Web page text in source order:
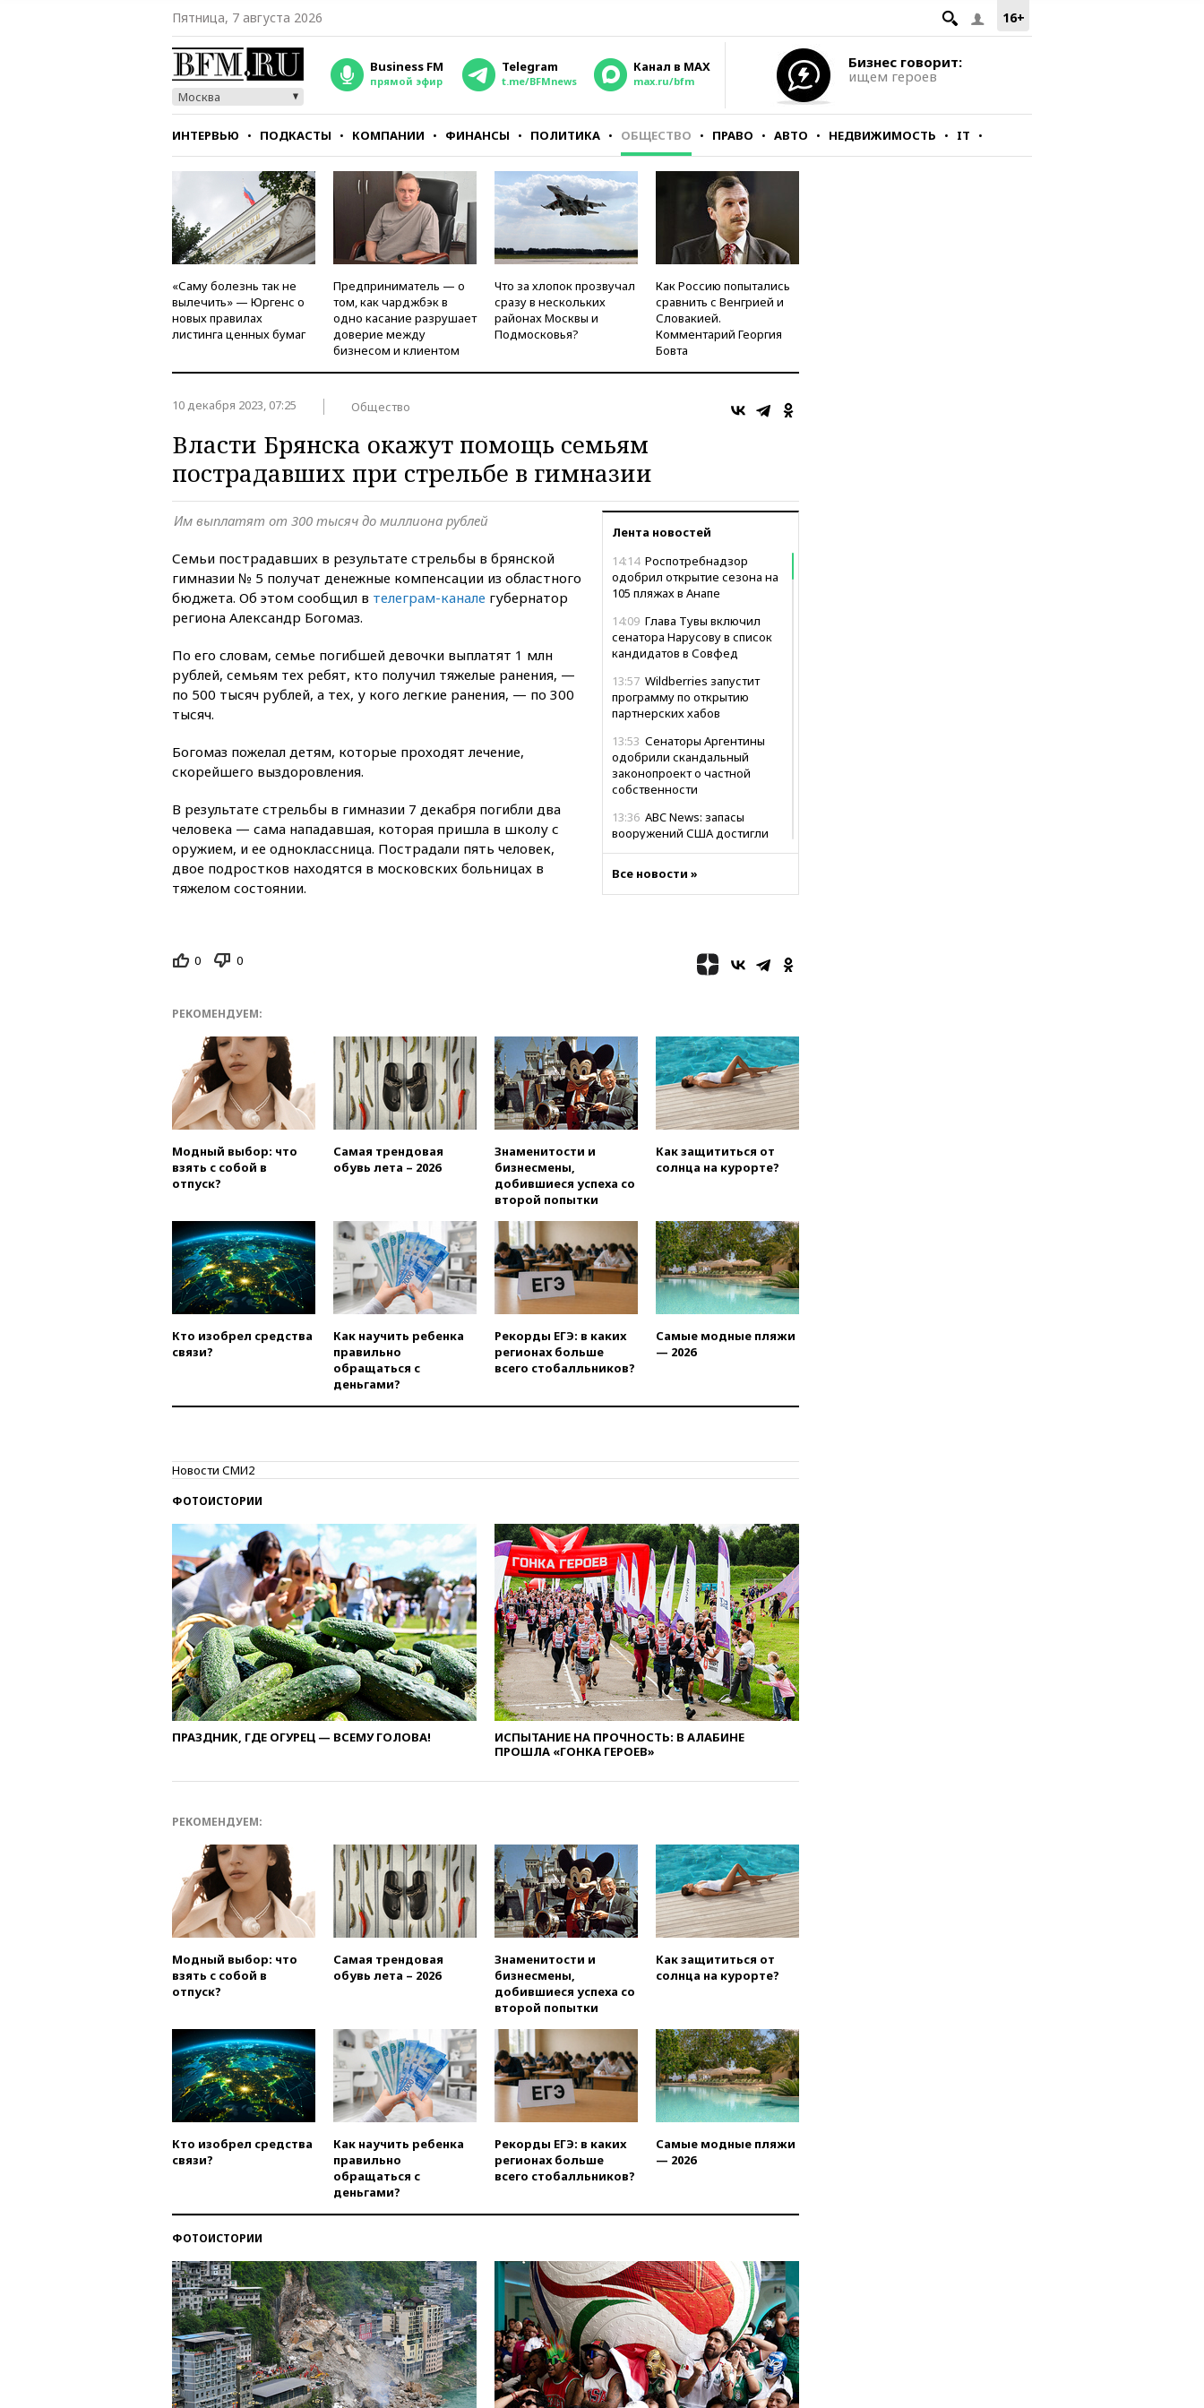
16+
Пятница, 7 августа 2026
Москва
Business FM
прямой эфир
Telegram
t.me/BFMnews
Канал в MAX
max.ru/bfm
Бизнес говорит:
ищем героев
ИНТЕРВЬЮ ПОДКАСТЫ КОМПАНИИ ФИНАНСЫ ПОЛИТИКА ОБЩЕСТВО ПРАВО АВТО НЕДВИЖИМОСТЬ IT
СТИЛЬ ТЕСТЫ
«Саму болезнь так не
вылечить» — Юргенс о
новых правилах
листинга ценных бумаг
Предприниматель — о
том, как чарджбэк в
одно касание разрушает
доверие между
бизнесом и клиентом
Что за хлопок прозвучал
сразу в нескольких
районах Москвы и
Подмосковья?
Как Россию попытались
сравнить с Венгрией и
Словакией.
Комментарий Георгия
Бовта
10 декабря 2023, 07:25 Общество
Власти Брянска окажут помощь семьям
пострадавших при стрельбе в гимназии
Лента новостей
14:14 Роспотребнадзор
одобрил открытие сезона на
105 пляжах в Анапе
14:09 Глава Тувы включил
сенатора Нарусову в список
кандидатов в Совфед
13:57 Wildberries запустит
программу по открытию
партнерских хабов
13:53 Сенаторы Аргентины
одобрили скандальный
законопроект о частной
собственности
13:36 ABC News: запасы
вооружений США достигли
13:16 «Родина» просит
Верховный суд снять «Яблоко»
президентом ОАЭ ситуацию в
Персидском заливе и на
крокодила, лису и других
животных
12:51
Россия планирует
запустить групповые
безвизовые турпоездки для
Экспорт растворимого
кофе из России достиг
12:30
Российские войска
взяли под контроль село
Анискино в Харьковской
области
Минцифры РФ не
планирует вводить
ограничения на доступ детей
в соцсети
11:58
Ормузском проливе
банкротства для
пострадавших от атак БПЛА
продавцов
11:38 Шадаев исключил
запуск мессенджера на
«Госуслугах»
11:22При стрельбе в школе в
Таиланде погибли пять
человек
11:19Россия рассчитывает
заключить безвизовые
соглашения с Индонезией и
Малайзией
11:04«Ведомости»: на партию
10:59
Торговые центры и кафе
в России могут обязать
раздавать питьевую воду
бесплатно
10:41
Бывшая глава брокера
Mind Money Юлия Хандошко
признала свою вину
Пашинян: Армения
понимает невозможность
ЕС и ЕАЭС
10:21
ФСБ задержала более
20 сотрудников пунктов
обмена криптовалюты в
«Москве-Сити»
тратить средства дорожных
фондов на защиту трасс от
БПЛА
09:56Хакеры нашли
России
09:49WSJ: Трамп «сходит с
ума» из-за сообщений в СМИ
об истощении боеприпасов у
США
09:36Исландия и Черногория
в 2028 году могут войти в
состав Евросоюза
Все новости »
Им выплатят от 300 тысяч до миллиона рублей
Семьи пострадавших в результате стрельбы в брянской
гимназии № 5 получат денежные компенсации из областного
бюджета. Об этом сообщил в телеграм-канале губернатор
региона Александр Богомаз.
По его словам, семье погибшей девочки выплатят 1 млн
рублей, семьям тех ребят, кто получил тяжелые ранения, —
по 500 тысяч рублей, а тех, у кого легкие ранения, — по 300
тысяч.
Богомаз пожелал детям, которые проходят лечение,
скорейшего выздоровления.
В результате стрельбы в гимназии 7 декабря погибли два
человека — сама нападавшая, которая пришла в школу с
оружием, и ее одноклассница. Пострадали пять человек,
двое подростков находятся в московских больницах в
тяжелом состоянии.
0 0
РЕКОМЕНДУЕМ:
Модный выбор: что
взять с собой в
отпуск?
Самая трендовая
обувь лета – 2026
Знаменитости и
бизнесмены,
добившиеся успеха со
второй попытки
Как защититься от
солнца на курорте?
Кто изобрел средства
связи?
Как научить ребенка
правильно
обращаться с
деньгами?
Рекорды ЕГЭ: в каких
регионах больше
всего стобалльников?
Самые модные пляжи
— 2026
Новости СМИ2
ФОТОИСТОРИИ
ПРАЗДНИК, ГДЕ ОГУРЕЦ — ВСЕМУ ГОЛОВА!
ИСПЫТАНИЕ НА ПРОЧНОСТЬ: В АЛАБИНЕ
ПРОШЛА «ГОНКА ГЕРОЕВ»
РЕКОМЕНДУЕМ:
Модный выбор: что
взять с собой в
отпуск?
Самая трендовая
обувь лета – 2026
Знаменитости и
бизнесмены,
добившиеся успеха со
второй попытки
Как защититься от
солнца на курорте?
Кто изобрел средства
связи?
Как научить ребенка
правильно
обращаться с
деньгами?
Рекорды ЕГЭ: в каких
регионах больше
всего стобалльников?
Самые модные пляжи
— 2026
ФОТОИСТОРИИ